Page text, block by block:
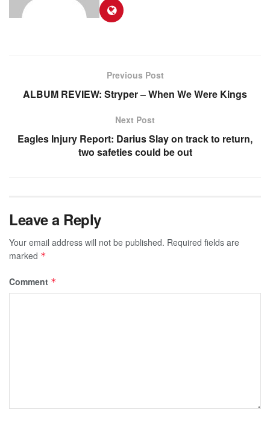
Previous Post
ALBUM REVIEW: Stryper – When We Were Kings
Next Post
Eagles Injury Report: Darius Slay on track to return,
two safeties could be out
Leave a Reply
Your email address will not be published. Required fields are
marked *
Comment *